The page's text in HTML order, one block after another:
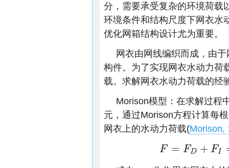
分，需要承受复杂的环境荷载
环境条件和结构尺度下网衣水
优化网箱结构设计尤为重要。
网衣由网线编织而成，由
构件。为了实现网衣水动力荷
载。求解网衣水动力荷载的经
Morison模型：在求解过程
元，通过Morison方程计算每
网衣上的水动力荷载(Morison,
F = FD + FI
F= D+F I=1 2ρ CDApU2 +